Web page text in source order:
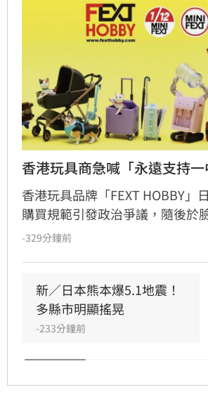
香港玩具商急喊「永遠支持
香港玩具品牌「FEXT HOBBY」
購買規範引發政治爭議，隨後於
支持一個中國原則」聲明企圖滅
紅撻伐將台灣與中國並列。儘管
售區域並發布效忠聲明，但輿論
紛紛質疑其操作邏輯。面對排山
語，品牌最終被迫限制留言權限
再度凸顯政治敏感議題對品牌經
引發各界高度關注。
-329分鐘前
新／日本熊本爆5.1地震！
多縣市明顯搖晃
-233分鐘前